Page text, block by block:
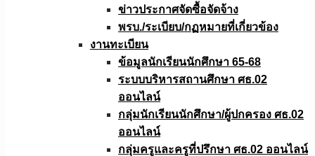
ข่าวประกาศจัดซื้อจัดจ้าง
พรบ./ระเบียบ/กฏหมายที่เกี่ยวข้อง
งานทะเบียน
ข้อมูลนักเรียนนักศึกษา 65-68
ระบบบริหารสถานศึกษา ศธ.02
ออนไลน์
กลุ่มนักเรียนนักศึกษา/ผู้ปกครอง ศธ.02
ออนไลน์
กลุ่มครูและครูที่ปรึกษา ศธ.02 ออนไลน์